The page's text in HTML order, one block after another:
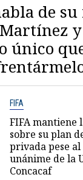
de
único
FIFA
FIFA mantiene
sobre su plan
privada pese al
unánime de la
Concacaf